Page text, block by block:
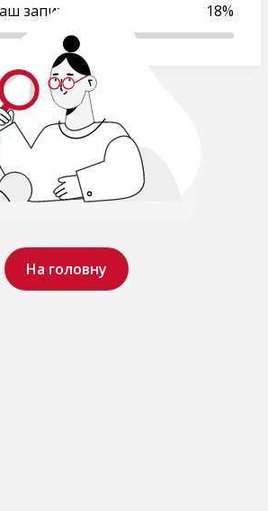
На головну
запит.. 18%